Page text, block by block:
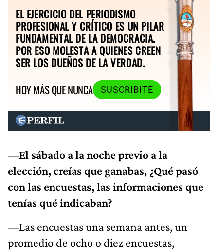
EL EJERCICIO DEL PERIODISMO
PROFESIONAL Y CRÍTICO ES UN PILAR
FUNDAMENTAL DE LA DEMOCRACIA.
POR ESO MOLESTA A QUIENES CREEN
SER LOS DUEÑOS DE LA VERDAD.
HOY MÁS QUE NUNCA
SUSCRIBITE
—El sábado a la noche previo a la
elección, creías que ganabas, ¿Qué pasó
con las encuestas, las informaciones que
tenías qué indicaban?
—Las encuestas una semana antes, un
promedio de ocho o diez encuestas,